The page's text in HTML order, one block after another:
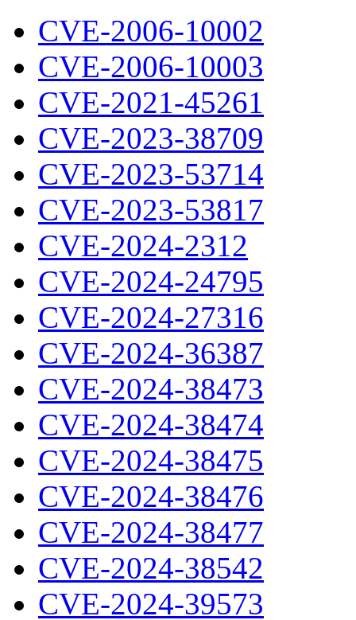
CVE-2006-10002
CVE-2006-10003
CVE-2021-45261
CVE-2023-38709
CVE-2023-53714
CVE-2023-53817
CVE-2024-2312
CVE-2024-24795
CVE-2024-27316
CVE-2024-36387
CVE-2024-38473
CVE-2024-38474
CVE-2024-38475
CVE-2024-38476
CVE-2024-38477
CVE-2024-38542
CVE-2024-39573